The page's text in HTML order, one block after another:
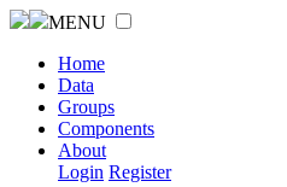
MENU
Home
Data
Groups
Components
About
Login Register